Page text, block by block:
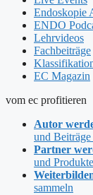
Endoskopie
ENDO
Lehrvideos
Fachbeiträge
EC Magazin
vom ec profitieren
Autor
und
Partner
und
sammeln